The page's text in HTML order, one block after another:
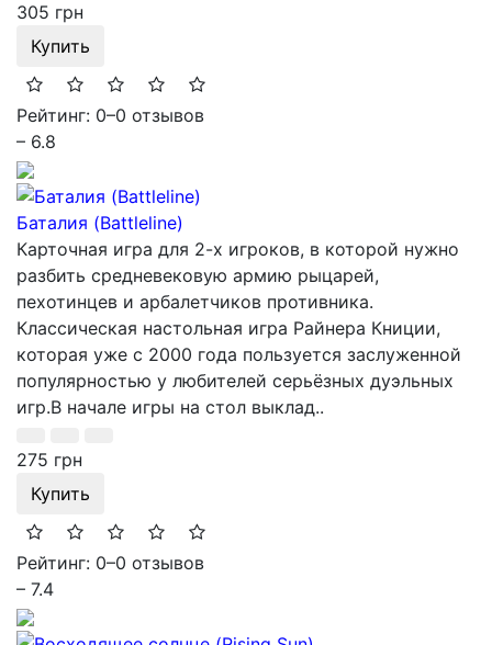
305 грн
Купить
Рейтинг: 0–0 отзывов
– 6.8
Баталия (Battleline)
Карточная игра для 2-х игроков, в которой нужно
разбить средневековую армию рыцарей,
пехотинцев и арбалетчиков противника.
Классическая настольная игра Райнера Книции,
которая уже с 2000 года пользуется заслуженной
популярностью у любителей серьёзных дуэльных
игр.В начале игры на стол выклад..
275 грн
Купить
Рейтинг: 0–0 отзывов
– 7.4